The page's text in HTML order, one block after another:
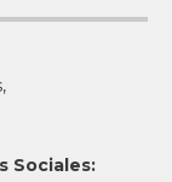
Sociales: